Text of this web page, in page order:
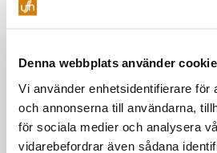
Denna webbplats använder
Vi använder enhetsidentifierare för
och annonserna till användarna,
för sociala medier och analysera
vidarebefordrar även sådana
Specialkost
Freja
Vinluncher
Beer Club